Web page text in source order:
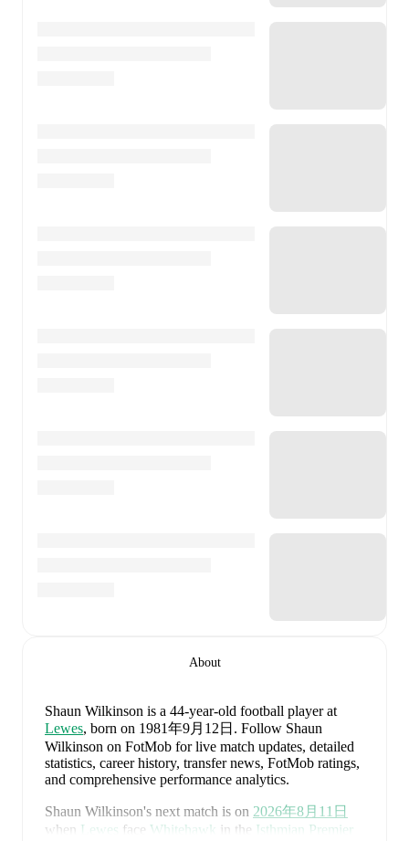
About
Shaun Wilkinson is a 44-year-old football playerat
Lewes, born on 1981年9月12日 . Follow Shaun
Wilkinson on FotMob for live match updates, detailed
statistics, career history, transfer news, FotMob ratings,
and comprehensive performance analytics.
Shaun Wilkinson's next match is on 2026年8月11日
when Lewes face Whitehawk in the Isthmian Premier